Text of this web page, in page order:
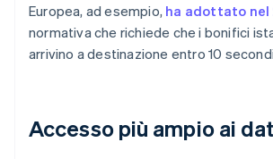
Europea, ad esempio, ha adottato nel
normativa che richiede che i bonifici
arrivino a destinazione entro 10
Accesso più ampio ai